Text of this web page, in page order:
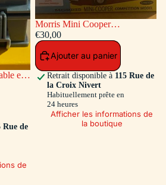
en
Rue de
de
Morris Mini Cooper
Competition #7 Bleu / Toit et
Capot Blanc
€30,00
Ajouter au panier
Retrait disponible à 115 Rue de
la Croix Nivert
Habituellement prête en
24 heures
Afficher les informations de
la boutique